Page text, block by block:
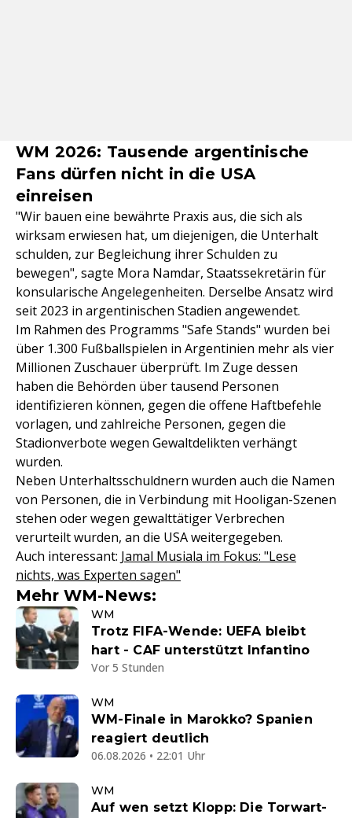
WM 2026: Tausende argentinische
Fans dürfen nicht in die USA
einreisen
"Wir bauen eine bewährte Praxis aus, die sich als
wirksam erwiesen hat, um diejenigen, die Unterhalt
schulden, zur Begleichung ihrer Schulden zu
bewegen", sagte Mora Namdar, Staatssekretärin für
konsularische Angelegenheiten. Derselbe Ansatz wird
seit 2023 in argentinischen Stadien angewendet.
Im Rahmen des Programms "Safe Stands" wurden bei
über 1.300 Fußballspielen in Argentinien mehr als vier
Millionen Zuschauer überprüft. Im Zuge dessen
haben die Behörden über tausend Personen
identifizieren können, gegen die offene Haftbefehle
vorlagen, und zahlreiche Personen, gegen die
Stadionverbote wegen Gewaltdelikten verhängt
wurden.
Neben Unterhaltsschuldnern wurden auch die Namen
von Personen, die in Verbindung mit Hooligan-Szenen
stehen oder wegen gewalttätiger Verbrechen
verurteilt wurden, an die USA weitergegeben.
Auch interessant: Jamal Musiala im Fokus: "Lese
nichts, was Experten sagen"
Mehr WM-News:
WM
Trotz FIFA-Wende: UEFA bleibt
hart - CAF unterstützt Infantino
Vor 5 Stunden
WM
WM-Finale in Marokko? Spanien
reagiert deutlich
06.08.2026 • 22:01 Uhr
WM
Auf wen setzt Klopp: Die Torwart-